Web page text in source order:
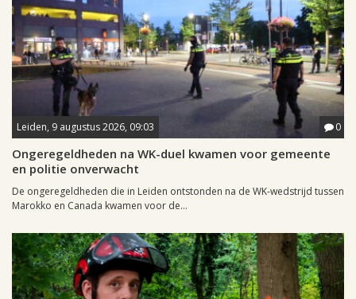
Leiden, 9 augustus 2026, 09:03 0
Ongeregeldheden na WK-duel kwamen voor gemeente
en politie onverwacht
De ongeregeldheden die in Leiden ontstonden na de WK-wedstrijd tussen
Marokko en Canada kwamen voor de...